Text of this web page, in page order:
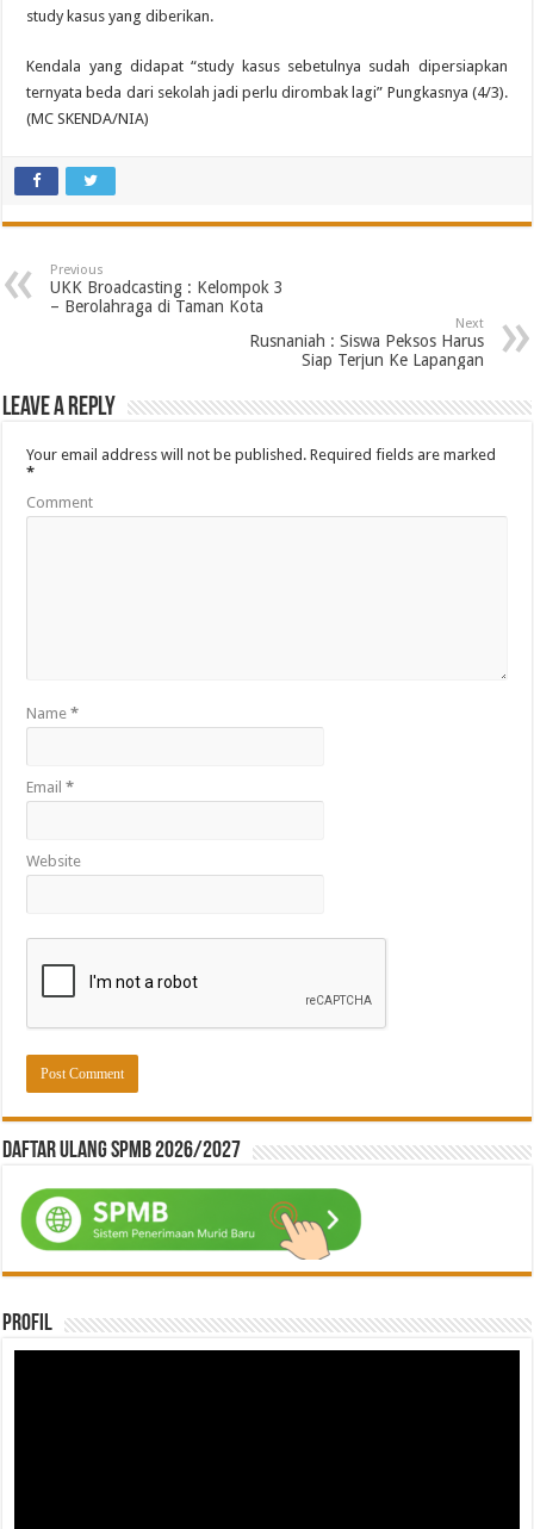
study kasus yang diberikan.
Kendala yang didapat “study kasus sebetulnya sudah dipersiapkan
ternyata beda dari sekolah jadi perlu dirombak lagi” Pungkasnya (4/3).
(MC SKENDA/NIA)
Previous
UKK Broadcasting : Kelompok 3
– Berolahraga di Taman Kota
Next
Rusnaniah : Siswa Peksos Harus
Siap Terjun Ke Lapangan
Leave a Reply
Your email address will not be published. Required fields are marked
*
Comment
Name*
Email*
Website
Daftar ulang SPMB 2026/2027
Profil